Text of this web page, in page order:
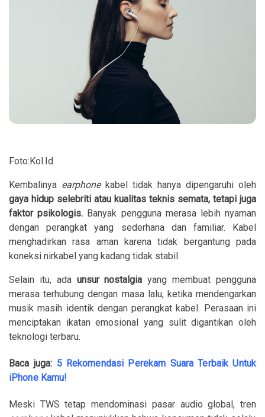
Foto:Kol.Id
Kembalinya earphonekabel tidak hanya dipengaruhi oleh
gaya hidup selebriti atau kualitas teknis semata, tetapi juga
faktor psikologis. Banyak pengguna merasa lebih nyaman
dengan perangkat yang sederhana dan familiar. Kabel
menghadirkan rasa aman karena tidak bergantung pada
koneksi nirkabel yang kadang tidak stabil.
Selain itu, ada unsur nostalgia yang membuat pengguna
merasa terhubung dengan masa lalu, ketika mendengarkan
musik masih identik dengan perangkat kabel. Perasaan ini
menciptakan ikatan emosional yang sulit digantikan oleh
teknologi terbaru.
Baca juga: 5 Rekomendasi Perekam Suara Terbaik Untuk
iPhone Kamu!
Meski TWS tetap mendominasi pasar audio global, tren